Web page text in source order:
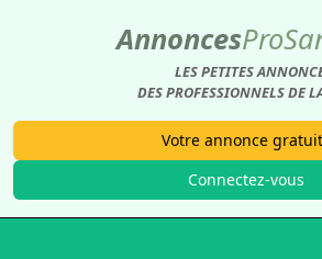
AnnoncesPro
LES PETITES
DES PROFESSIONNELS DE
Votre annonce
Connectez-vous